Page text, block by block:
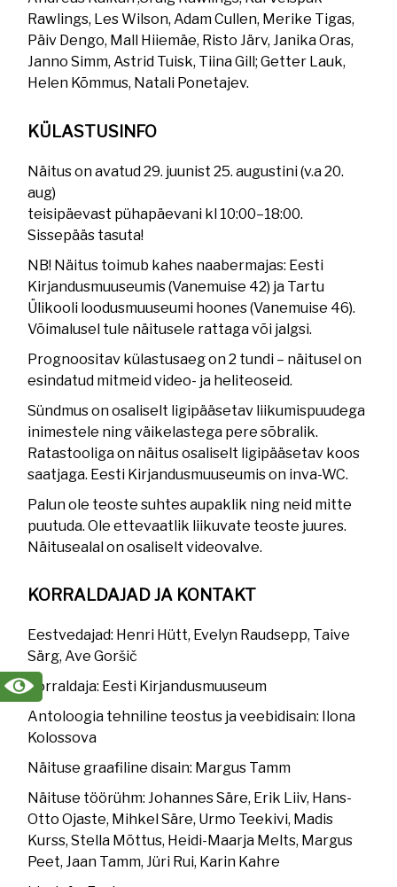
Rawlings, Les Wilson, Adam Cullen, Merike Tigas,
Päiv Dengo, Mall Hiiemäe, Risto Järv, Janika Oras,
Janno Simm, Astrid Tuisk, Tiina Gill; Getter Lauk,
Helen Kõmmus, Natali Ponetajev.
KÜLASTUSINFO
Näitus on avatud 29. juunist 25. augustini (v.a 20.
aug)
teisipäevast pühapäevani kl 10:00–18:00.
Sissepääs tasuta!
NB! Näitus toimub kahes naabermajas: Eesti
Kirjandusmuuseumis (Vanemuise 42) ja Tartu
Ülikooli loodusmuuseumi hoones (Vanemuise 46).
Võimalusel tule näitusele rattaga või jalgsi.
Prognoositav külastusaeg on 2 tundi – näitusel on
esindatud mitmeid video- ja heliteoseid.
Sündmus on osaliselt ligipääsetav liikumispuudega
inimestele ning väikelastega pere sõbralik. ​
Ratastooliga on näitus osaliselt ligipääsetav koos
saatjaga. Eesti Kirjandusmuuseumis on inva-WC.
Palun ole teoste suhtes aupaklik ning neid mitte
puutuda. Ole ettevaatlik liikuvate teoste juures.
Näitusealal on osaliselt videovalve.
KORRALDAJAD JA KONTAKT
Eestvedajad: Henri Hütt, Evelyn Raudsepp, Taive
Särg, Ave Goršič
Korraldaja: Eesti Kirjandusmuuseum
Antoloogia tehniline teostus ja veebidisain: Ilona
Kolossova
Näituse graafiline disain: Margus Tamm
Näituse töörühm: Johannes Säre, Erik Liiv, Hans-
Otto Ojaste, Mihkel Säre, Urmo Teekivi, Madis
Kurss, Stella Mõttus, Heidi-Maarja Melts, Margus
Peet, Jaan Tamm, Jüri Rui, Karin Kahre